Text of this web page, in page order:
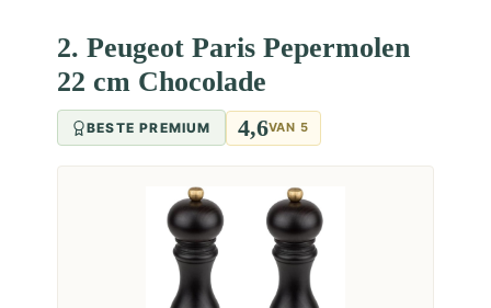
2. Peugeot Paris Pepermolen
22 cm Chocolade
BESTE PREMIUM 4,6VAN 5